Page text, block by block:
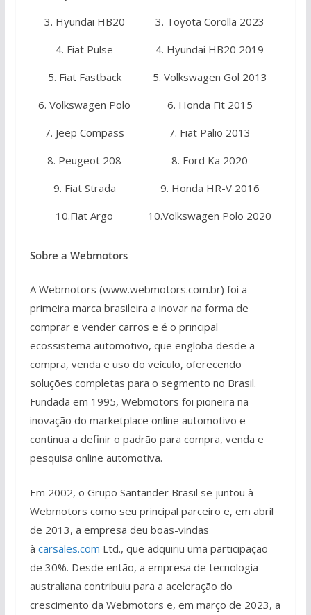
3. Hyundai HB20
3. Toyota Corolla 2023
4. Fiat Pulse
4. Hyundai HB20 2019
5. Fiat Fastback
5. Volkswagen Gol 2013
6. Volkswagen Polo
6. Honda Fit 2015
7. Jeep Compass
7. Fiat Palio 2013
8. Peugeot 208
8. Ford Ka 2020
9. Fiat Strada
9. Honda HR-V 2016
10.Fiat Argo
10.Volkswagen Polo 2020
Sobre a Webmotors
A Webmotors (www.webmotors.com.br) foi a
primeira marca brasileira a inovar na forma de
comprar e vender carros e é o principal
ecossistema automotivo, que engloba desde a
compra, venda e uso do veículo, oferecendo
soluções completas para o segmento no Brasil.
Fundada em 1995, Webmotors foi pioneira na
inovação do marketplace online automotivo e
continua a definir o padrão para compra, venda e
pesquisa online automotiva.
Em 2002, o Grupo Santander Brasil se juntou à
Webmotors como seu principal parceiro e, em abril
de 2013, a empresa deu boas-vindas
à carsales.com Ltd., que adquiriu uma participação
de 30%. Desde então, a empresa de tecnologia
australiana contribuiu para a aceleração do
crescimento da Webmotors e, em março de 2023, a